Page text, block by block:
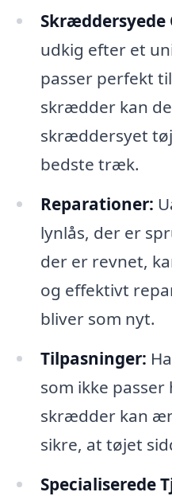
Skræddersyede
udkig efter et
passer perfekt
skrædder kan
skræddersyet
bedste træk.
Reparationer:
lynlås, der er
der er revnet,
og effektivt
bliver som nyt.
Tilpasninger:
som ikke passer
skrædder kan
sikre, at tøjet
Specialiserede